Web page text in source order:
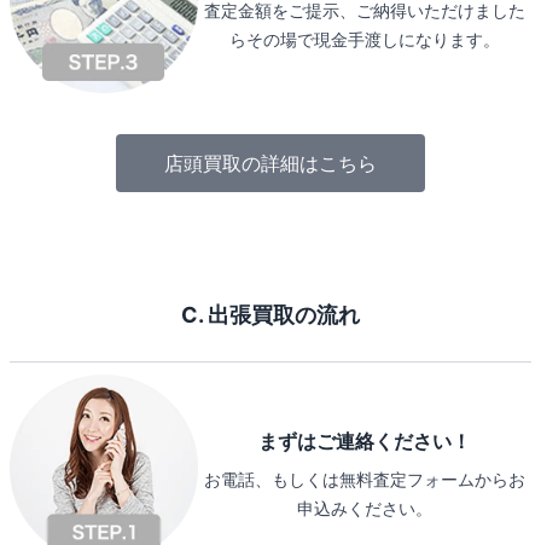
査定金額をご提示、ご納得いただけました
らその場で現金手渡しになります。
店頭買取の詳細はこちら
C. 出張買取の流れ
まずはご連絡ください！
お電話、もしくは無料査定フォームからお
申込みください。